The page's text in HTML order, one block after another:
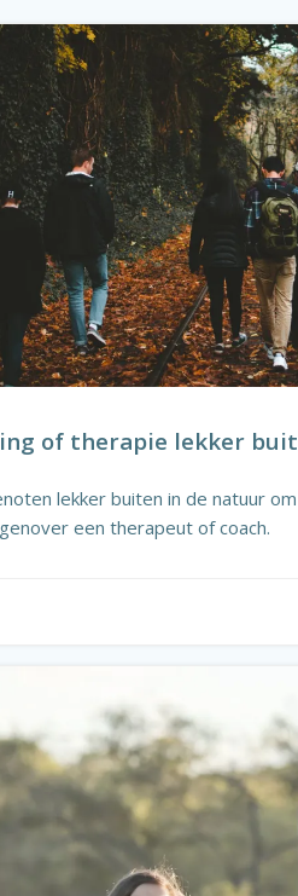
of therapie lekker
lekker buiten in de natuur
een therapeut of coach.